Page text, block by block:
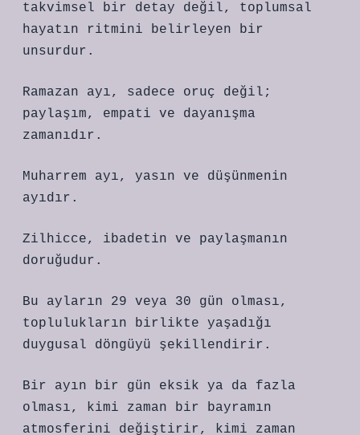
takvimsel bir detay değil, toplumsal
hayatın ritmini belirleyen bir
unsurdur.
Ramazan ayı, sadece oruç değil;
paylaşım, empati ve dayanışma
zamanıdır.
Muharrem ayı, yasın ve düşünmenin
ayıdır.
Zilhicce, ibadetin ve paylaşmanın
doruğudur.
Bu ayların 29 veya 30 gün olması,
toplulukların birlikte yaşadığı
duygusal döngüyü şekillendirir.
Bir ayın bir gün eksik ya da fazla
olması, kimi zaman bir bayramın
atmosferini değiştirir, kimi zaman